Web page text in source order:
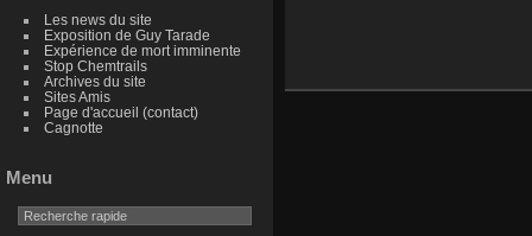
Les news du site
Exposition de Guy Tarade
Expérience de mort imminente
Stop Chemtrails
Archives du site
Sites Amis
Page d'accueil (contact)
Cagnotte
Menu